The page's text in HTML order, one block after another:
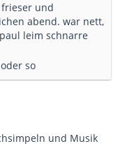
und
abend. war nett,
leim schnarre
so
und Musik